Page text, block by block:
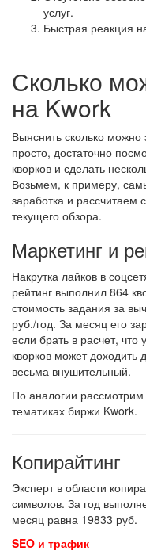
услуг.
Быстрая реакция
Сколько
на Kwork
Выяснить сколько
просто, достаточно
кворков и сделать
Возьмем, к примеру,
заработка и рассчитаем
текущего обзора.
Маркетинг и
Накрутка лайков в
рейтинг выполнил 864
стоимость задания за
руб./год. За месяц его
если брать в расчет, что
кворков может доходить
весьма внушительный.
По аналогии рассмотрим
тематиках биржи Kwork.
Копирайтинг
Эксперт в области
символов. За год
месяц равна 19833 руб.
SEO и трафик